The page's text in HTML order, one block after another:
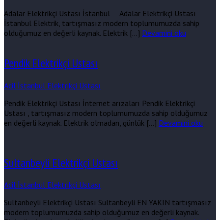
Adalar Elektrikçi Ustası İstanbul Adalar Elektrikçi Ustası
İstanbul Elektrik, tartışmasız modern toplumumuzda sahip
olduğumuz en değerli kaynak. Elektrik […] Devamini oku
Pendik Elektrikçi Ustası
Acil İstanbul Elektrikçi Ustası
Pendik Elektrikçi Ustası İnternet arızaları Pendik Elektrikçi
Ustası , tartışmasız modern toplumumuzda sahip olduğumuz
en değerli kaynak. Elektrik olmadan, günlük […] Devamini oku
Sultanbeyli Elektrikçi Ustası
Acil İstanbul Elektrikçi Ustası
Sultanbeyli Elektrikçi Ustası Sultanbeyli EN YAKIN tartışmasız
modern toplumumuzda sahip olduğumuz en değerli kaynak.